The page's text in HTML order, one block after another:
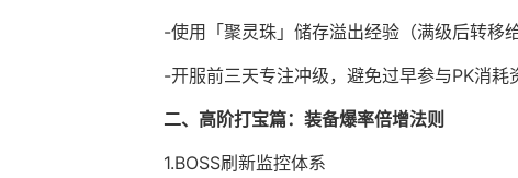
-使用「聚灵珠」储存溢出经验（满级后转移给
-开服前三天专注冲级，避免过早参与PK消耗
二、高阶打宝篇：装备爆率倍增法则
1.BOSS刷新监控体系